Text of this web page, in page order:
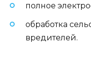
полное
обработка
вредителей.